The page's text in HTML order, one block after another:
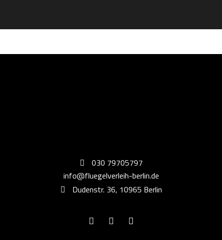
030 79705797
info@fluegelverleih-berlin.de
Dudenstr. 36, 10965 Berlin